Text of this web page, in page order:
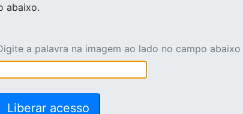
abaixo.
a palavra na imagem ao lado no campo abaixo